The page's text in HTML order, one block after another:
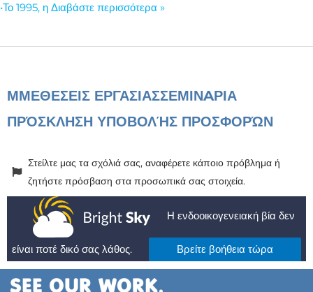
•Το 1995, η Διαβάστε περισσότερα »
ΜΜΕΘΕΣΕΙΣ ΕΡΓΑΣΙΑΣΣΕΜΙΝAΡΙΑ
ΠΡΌΣΚΛΗΣΗ ΥΠΟΒΟΛΉΣ ΠΡΟΣΦΟΡΏΝ
Στείλτε μας τα σχόλιά σας, αναφέρετε κάποιο πρόβλημα ή
ζητήστε πρόσβαση στα προσωπικά σας στοιχεία.
Η ενδοοικογενειακή βία δεν
είναι ποτέ δικό σας λάθος. Βρείτε βοήθεια τώρα